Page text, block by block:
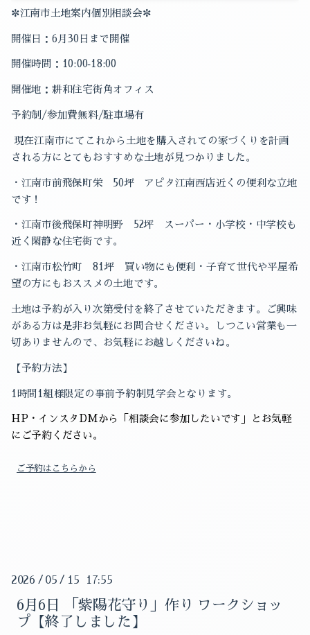
✼江南市土地案内個別相談会✼
開催日： 6 月 30日まで開催
開催時間： 10:00‐18:00
開催地：耕和住宅街角オフィス
予約制 /参加費無料/駐車場有
現在江南市にて これから土地を購入されての家づくりを計画
される方に とてもおすすめな土地が見つかりました。
・江南市前飛保町栄 50坪 アピタ江南西店近くの便利な立地
です！
・江南市後飛保町神明野 52坪
スーパー・小学校・中学校も
近く閑静な住宅街です。
・江南市松竹町 81 坪 買い物にも便利・ 子育て世代や平屋希
望の方にもおススメの土地です。
土地は予約が入り次第受付を終了させていただきます。
ご興味
がある方は是非お気軽にお問合せください。
しつこい営業も一
切ありませんので、 お気軽にお越しくださいね。
【予約方法】
1 時間 1 組様限定の事前予約制見学会となります。
HP・インスタ DM から「相談会に参加したいです」とお気軽
にご予約ください。
ご予約はこちらから
2026 / 05 / 15 17:55
6月6日 「紫陽花守り」作り ワークショッ
プ【終了しました】